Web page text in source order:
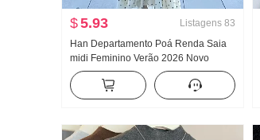
$5.93 Listagens 83
Han Departamento Poá Renda Saia
midi Feminino Verão 2026 Novo
Cintura alta Ajustado A palavra Para
pessoas baixas Design Sentido
Guarda-chuva Saia